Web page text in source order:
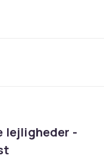
lejligheder -